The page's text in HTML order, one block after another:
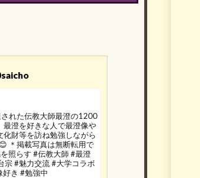
された伝教大師最澄の1200
最澄を好きな人で最澄像や
化財等を訪ね勉強しながら
＊掲載写真は無断転用で
照らす #伝教大師 #最澄
宗 #魅力交流 #大学コラボ
好き #勉強中